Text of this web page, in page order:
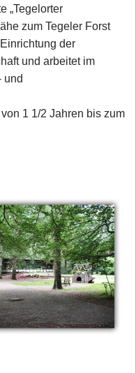
„Tegelorter
zum Tegeler Forst
der
und arbeitet im
und
1 1/2 Jahren bis zum